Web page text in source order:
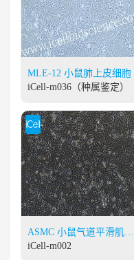
MLE-12 小鼠肺上皮细胞
iCell-m036（种属鉴定）
ASMC 小鼠气道平滑肌细
胞（暂不提供）
iCell-m002